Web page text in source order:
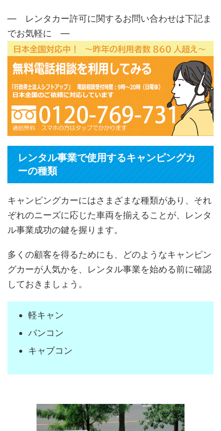
― レンタカー許可に関するお問い合わせは下記ま
でお気軽に ―
レンタル事業で使用するキャンピングカ
ーの種類
キャンピングカーにはさまざまな種類があり、それ
ぞれのニーズに応じた車両を揃えることが、レンタ
ル事業成功の鍵を握ります。
多くの顧客を得るためにも、どのようなキャンピン
グカーが人気かを、レンタル事業を始める前に確認
しておきましょう。
軽キャン
バンコン
キャブコン